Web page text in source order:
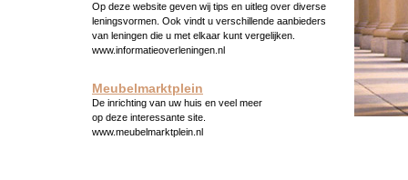
Op deze website geven wij tips en uitleg over diverse
leningsvormen. Ook vindt u verschillende aanbieders
van leningen die u met elkaar kunt vergelijken.
www.informatieoverleningen.nl
Meubelmarktplein
De inrichting van uw huis en veel meer
op deze interessante site.
www.meubelmarktplein.nl